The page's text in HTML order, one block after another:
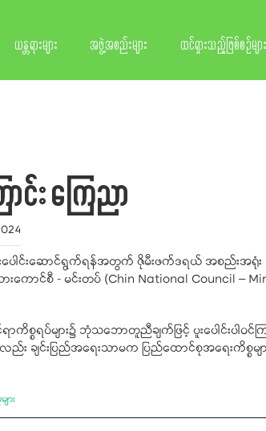
ယန္တရားများ အဖွဲ့အစည်းများ ထင်ရှားသည့်ဖြစ်စဉ်များ
င်း ကြေညာ
းပူးပေါင်းဆောင်ရွက်ရန်အတွက် ဇိုမီးဖက်ဒရယ် အစည်းအရုံး
ားကောင်စီ - မင်းတပ် (Chin National Council –
ရာကိစ္စရပ်များ၌ ဘုံသဘောတူညီချက်ဖြင့် ပူးပေါင်
ချင်းပြည်အရေးသာမက ပြည်ထောင်စုအရေးကိစ္စမျာ
ား